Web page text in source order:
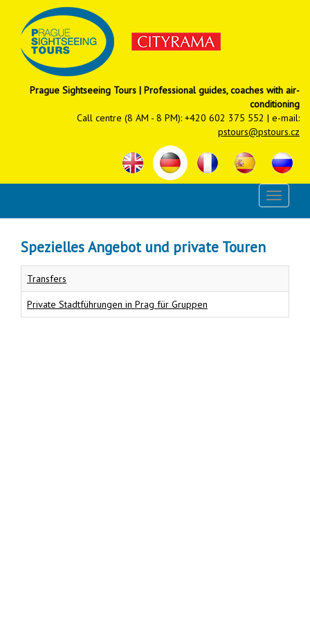
Prague Sightseeing Tours | Professional guides, coaches with air-
conditioning
Call centre (8 AM - 8 PM): +420 602 375 552 | e-mail:
pstours@pstours.cz
Spezielles Angebot und private Touren
Transfers
Private Stadtführungen in Prag für Gruppen